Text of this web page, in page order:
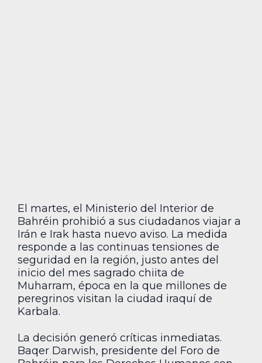
El martes, el Ministerio del Interior de
Bahréin prohibió a sus ciudadanos viajar a
Irán e Irak hasta nuevo aviso. La medida
responde a las continuas tensiones de
seguridad en la región, justo antes del
inicio del mes sagrado chiita de
Muharram, época en la que millones de
peregrinos visitan la ciudad iraquí de
Karbala.
La decisión generó críticas inmediatas.
Baqer Darwish, presidente del Foro de